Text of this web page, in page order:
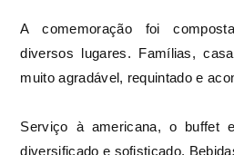
A comemoração foi
diversos lugares. Famílias,
muito agradável, requintado e
Serviço à americana, o buffet
diversificado e sofisticado.